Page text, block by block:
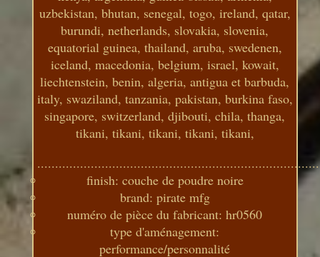
uzbekistan, bhutan, senegal, togo, ireland, qatar,
burundi, netherlands, slovakia, slovenia,
equatorial guinea, thailand, aruba, swedenen,
iceland, macedonia, belgium, israel, kowait,
liechtenstein, benin, algeria, antigua et barbuda,
italy, swaziland, tanzania, pakistan, burkina faso,
singapore, switzerland, djibouti, chila, thanga,
tikani, tikani, tikani, tikani, tikani,
finish: couche de poudre noire
brand: pirate mfg
numéro de pièce du fabricant: hr0560
type d'aménagement:
performance/personnalité